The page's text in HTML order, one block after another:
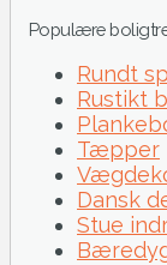
Populære
Rundt
Rustikt
Tæpper
Dansk
Stue